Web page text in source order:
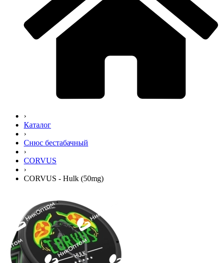
›
Каталог
›
Снюс бестабачный
›
CORVUS
›
CORVUS - Hulk (50mg)